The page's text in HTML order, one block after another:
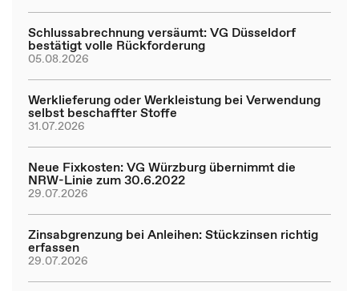
Schlussabrechnung versäumt: VG Düsseldorf
bestätigt volle Rückforderung
05.08.2026
Werklieferung oder Werkleistung bei Verwendung
selbst beschaffter Stoffe
31.07.2026
Neue Fixkosten: VG Würzburg übernimmt die
NRW-Linie zum 30.6.2022
29.07.2026
Zinsabgrenzung bei Anleihen: Stückzinsen richtig
erfassen
29.07.2026